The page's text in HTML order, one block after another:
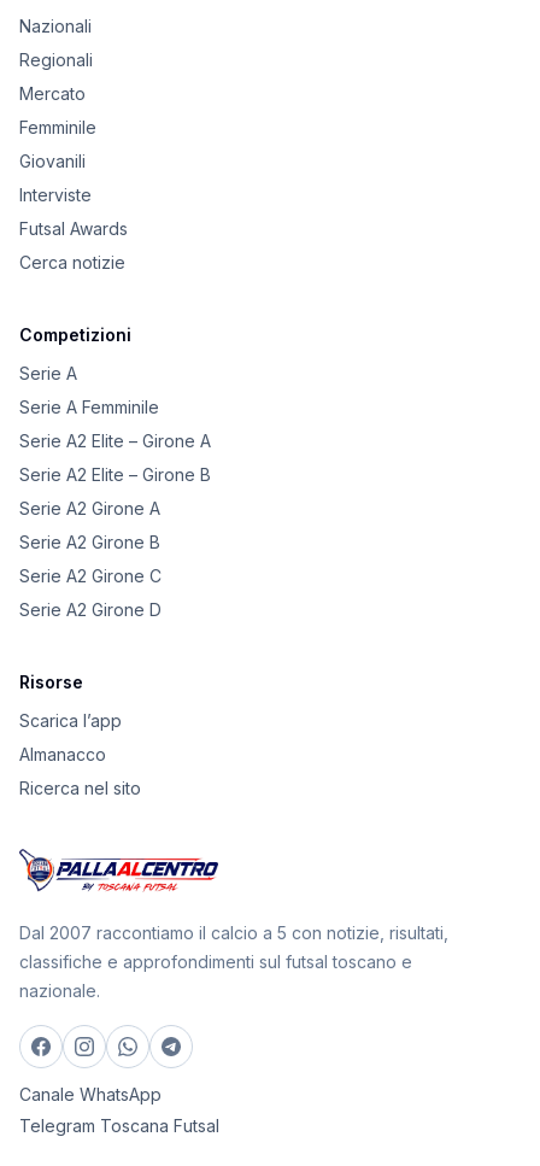
Nazionali
Regionali
Mercato
Femminile
Giovanili
Interviste
Futsal Awards
Cerca notizie
Competizioni
Serie A
Serie A Femminile
Serie A2 Elite – Girone A
Serie A2 Elite – Girone B
Serie A2 Girone A
Serie A2 Girone B
Serie A2 Girone C
Serie A2 Girone D
Risorse
Scarica l’app
Almanacco
Ricerca nel sito
Dal 2007 raccontiamo il calcio a 5 con notizie, risultati,
classifiche e approfondimenti sul futsal toscano e
nazionale.
Canale WhatsApp
Telegram Toscana Futsal